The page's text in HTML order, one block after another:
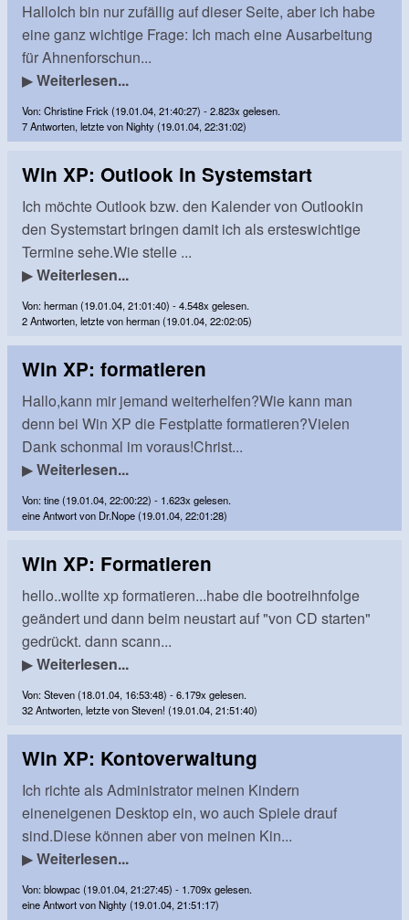
HalloIch bin nur zufällig auf dieser Seite, aber ich habe
eine ganz wichtige Frage: Ich mach eine Ausarbeitung
für Ahnenforschun...
▶Weiterlesen...
Von: Christine Frick (19.01.04, 21:40:27) - 2.823x gelesen.
7 Antworten, letzte von Nighty (19.01.04, 22:31:02)
Win XP: Outlook in Systemstart
Ich möchte Outlook bzw. den Kalender von Outlookin
den Systemstart bringen damit ich als ersteswichtige
Termine sehe.Wie stelle ...
▶Weiterlesen...
Von: herman (19.01.04, 21:01:40) - 4.548x gelesen.
2 Antworten, letzte von herman (19.01.04, 22:02:05)
Win XP: formatieren
Hallo,kann mir jemand weiterhelfen?Wie kann man
denn bei Win XP die Festplatte formatieren?Vielen
Dank schonmal im voraus!Christ...
▶Weiterlesen...
Von: tine (19.01.04, 22:00:22) - 1.623x gelesen.
eine Antwort von Dr.Nope (19.01.04, 22:01:28)
Win XP: Formatieren
hello..wollte xp formatieren...habe die bootreihnfolge
geändert und dann beim neustart auf "von CD starten"
gedrückt. dann scann...
▶Weiterlesen...
Von: Steven (18.01.04, 16:53:48) - 6.179x gelesen.
32 Antworten, letzte von Steven! (19.01.04, 21:51:40)
Win XP: Kontoverwaltung
Ich richte als Administrator meinen Kindern
eineneigenen Desktop ein, wo auch Spiele drauf
sind.Diese können aber von meinen Kin...
▶Weiterlesen...
Von: blowpac (19.01.04, 21:27:45) - 1.709x gelesen.
eine Antwort von Nighty (19.01.04, 21:51:17)